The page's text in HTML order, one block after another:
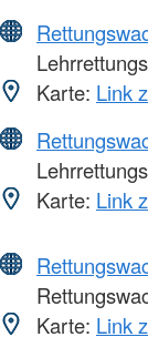
Karte: Link
Karte: Link
Karte: Link